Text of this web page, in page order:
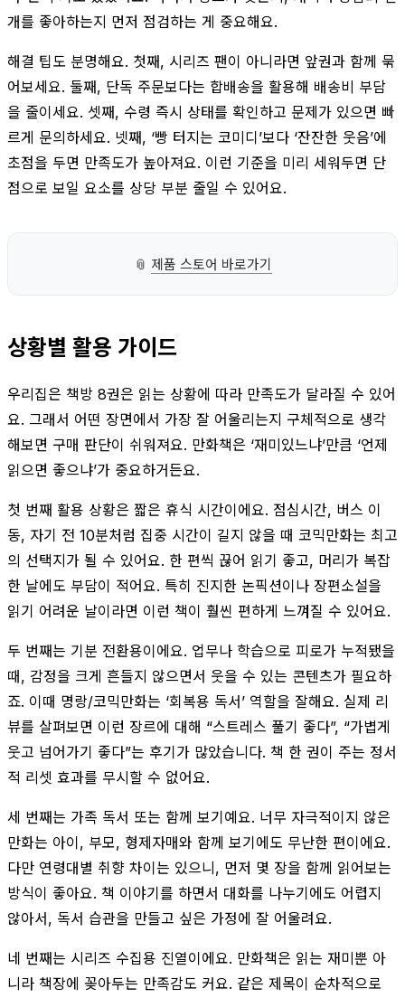
개를 좋아하는지 먼저 점검하는 게 중요해요.
해결 팁도 분명해요. 첫째, 시리즈 팬이 아니라면 앞권과 함께 묶
어보세요. 둘째, 단독 주문보다는 합배송을 활용해 배송비 부담
을 줄이세요. 셋째, 수령 즉시 상태를 확인하고 문제가 있으면 빠
르게 문의하세요. 넷째, ‘빵 터지는 코미디’보다 ‘잔잔한 웃음’에
초점을 두면 만족도가 높아져요. 이런 기준을 미리 세워두면 단
점으로 보일 요소를 상당 부분 줄일 수 있어요.
📎 제품 스토어 바로가기
상황별 활용 가이드
우리집은 책방 8권은 읽는 상황에 따라 만족도가 달라질 수 있어
요. 그래서 어떤 장면에서 가장 잘 어울리는지 구체적으로 생각
해보면 구매 판단이 쉬워져요. 만화책은 ‘재미있느냐’만큼 ‘언제
읽으면 좋으냐’가 중요하거든요.
첫 번째 활용 상황은 짧은 휴식 시간이에요. 점심시간, 버스 이
동, 자기 전 10분처럼 집중 시간이 길지 않을 때 코믹만화는 최고
의 선택지가 될 수 있어요. 한 편씩 끊어 읽기 좋고, 머리가 복잡
한 날에도 부담이 적어요. 특히 진지한 논픽션이나 장편소설을
읽기 어려운 날이라면 이런 책이 훨씬 편하게 느껴질 수 있어요.
두 번째는 기분 전환용이에요. 업무나 학습으로 피로가 누적됐을
때, 감정을 크게 흔들지 않으면서 웃을 수 있는 콘텐츠가 필요하
죠. 이때 명랑/코믹만화는 ‘회복용 독서’ 역할을 잘해요. 실제 리
뷰를 살펴보면 이런 장르에 대해 “스트레스 풀기 좋다”, “가볍게
웃고 넘어가기 좋다”는 후기가 많았습니다. 책 한 권이 주는 정서
적 리셋 효과를 무시할 수 없어요.
세 번째는 가족 독서 또는 함께 보기예요. 너무 자극적이지 않은
만화는 아이, 부모, 형제자매와 함께 보기에도 무난한 편이에요.
다만 연령대별 취향 차이는 있으니, 먼저 몇 장을 함께 읽어보는
방식이 좋아요. 책 이야기를 하면서 대화를 나누기에도 어렵지
않아서, 독서 습관을 만들고 싶은 가정에 잘 어울려요.
네 번째는 시리즈 수집용 진열이에요. 만화책은 읽는 재미뿐 아
니라 책장에 꽂아두는 만족감도 커요. 같은 제목이 순차적으로